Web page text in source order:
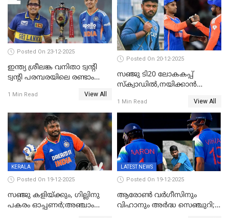
വാർണർക്കൊപ്പം
Posted On 23-12-2025
ഇന്ത്യ ശ്രീലങ്ക വനിതാ ട്വന്റി
ട്വന്റി പരമ്പരയിലെ രണ്ടാം
1 Min Read View All
Posted On 20-12-2025
സഞ്ജു ടി20 ലോകകപ്പ്
സ്‌ക്വാഡിൽ,നയിക്കാൻ
പ്രഖ്യാപിച്ച് ബി.സി.സി.ഐ
1 Min Read View All
KERALA
Posted On 19-12-2025
സഞ്ജു കളിയ്ക്കും, ഗില്ലിനു
പകരം ഓപ്പണർ;അഞ്ചാം
LATEST NEWS
Posted On 19-12-2025
ആരോൺ വർഗീസിനും
വിഹാനും അർദ്ധ സെഞ്ചുറി;